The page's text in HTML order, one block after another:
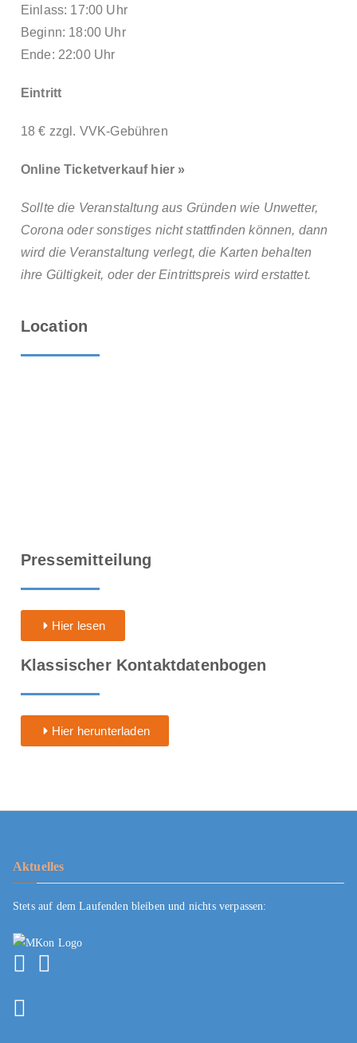
Einlass: 17:00 Uhr
Beginn: 18:00 Uhr
Ende: 22:00 Uhr
Eintritt
18 € zzgl. VVK-Gebühren
Online Ticketverkauf hier »
Sollte die Veranstaltung aus Gründen wie Unwetter,
Corona oder sonstiges nicht stattfinden können, dann
wird die Veranstaltung verlegt, die Karten behalten
ihre Gültigkeit, oder der Eintrittspreis wird erstattet.
Location
Pressemitteilung
Hier lesen
Klassischer Kontaktdatenbogen
Hier herunterladen
Aktuelles
Stets auf dem Laufenden bleiben und nichts verpassen: